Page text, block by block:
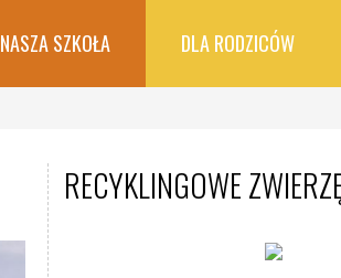
NASZA SZKOŁA DLA RODZICÓW
RECYKLINGOWE